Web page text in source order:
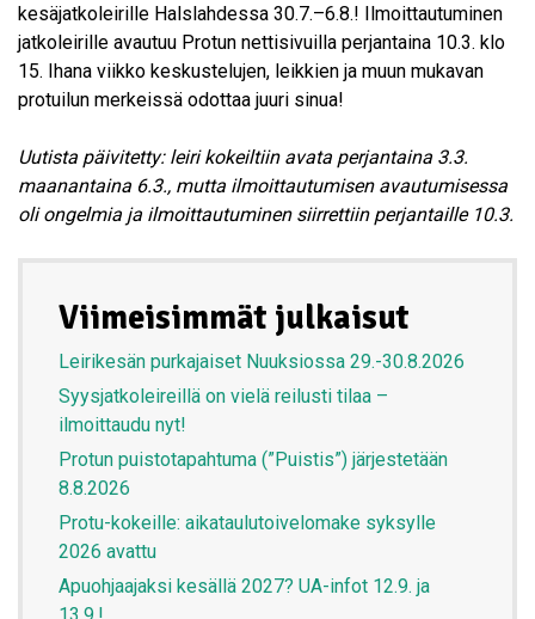
kesäjatkoleirille Halslahdessa 30.7.–6.8.! Ilmoittautuminen
jatkoleirille avautuu Protun nettisivuilla perjantaina 10.3. klo
15. Ihana viikko keskustelujen, leikkien ja muun mukavan
protuilun merkeissä odottaa juuri sinua!
Uutista päivitetty: leiri kokeiltiin avata perjantaina 3.3.
maanantaina 6.3., mutta ilmoittautumisen avautumisessa
oli ongelmia ja ilmoittautuminen siirrettiin perjantaille 10.3.
Viimeisimmät julkaisut
Leirikesän purkajaiset Nuuksiossa 29.-30.8.2026
Syysjatkoleireillä on vielä reilusti tilaa –
ilmoittaudu nyt!
Protun puistotapahtuma (”Puistis”) järjestetään
8.8.2026
Protu-kokeille: aikataulutoivelomake syksylle
2026 avattu
Apuohjaajaksi kesällä 2027? UA-infot 12.9. ja